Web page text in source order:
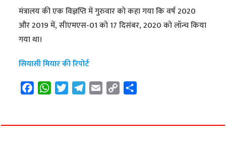
मंत्रालय की एक विज्ञप्ति में गुरुवार को कहा गया कि वर्ष 2020
और 2019 में, सीएमएस-01 को 17 दिसंबर, 2020 को लॉन्च किया
गया था।
सियासी मियार की रिपोर्ट
e
W
t
t
e
i
y
r